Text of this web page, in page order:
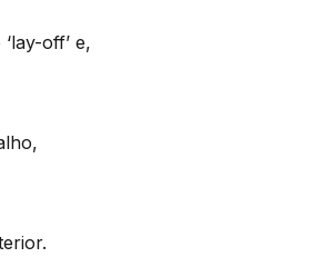
off’ e,